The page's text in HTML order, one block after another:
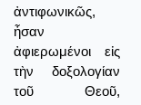
ἀντιφωνικῶς,
ἦσαν
ἀφιερωμένοι εἰς
τὴν δοξολογίαν
τοῦ Θεοῦ,